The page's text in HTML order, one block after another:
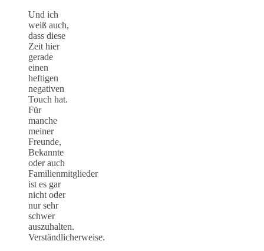
Und ich
weiß auch,
dass diese
Zeit hier
gerade
einen
heftigen
negativen
Touch hat.
Für
manche
meiner
Freunde,
Bekannte
oder auch
Familienmitglieder
ist es gar
nicht oder
nur sehr
schwer
auszuhalten.
Verständlicherweise.